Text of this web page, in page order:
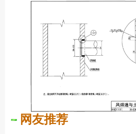
网友推荐